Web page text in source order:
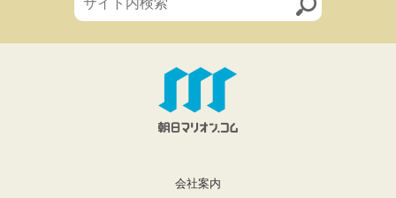
会社案内